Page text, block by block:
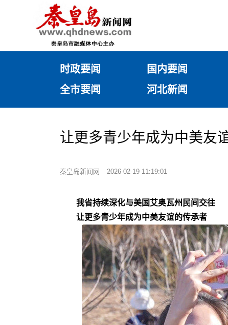
时政要闻 国内要闻
全市要闻
河北新闻
让更多青少年成为中美友
秦皇岛新闻网 2026-02-19 11:19:01
我省持续深化与美国艾奥瓦州民间交往
让更多青少年成为中美友谊的传承者